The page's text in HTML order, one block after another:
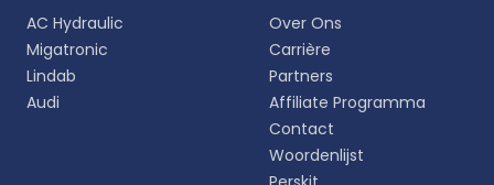
persoonlijke ervaring.
AC Hydraulic
Migatronic
Lindab
Audi
Over Ons
Carrière
Partners
Affiliate Programma
Contact
Woordenlijst